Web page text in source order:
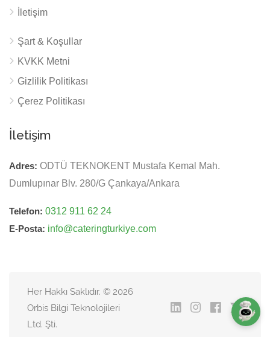
İletişim
Şart & Koşullar
KVKK Metni
Gizlilik Politikası
Çerez Politikası
İletişim
Adres: ODTÜ TEKNOKENT Mustafa Kemal Mah.
Dumlupınar Blv. 280/G Çankaya/Ankara
Telefon: 0312 911 62 24
E-Posta: info@cateringturkiye.com
Her Hakkı Saklıdır. © 2026
Orbis Bilgi Teknolojileri
Ltd. Şti.